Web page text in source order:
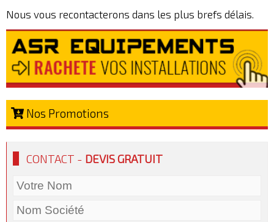
Nous vous recontacterons dans les plus brefs délais.
Nos Promotions
CONTACT - DEVIS GRATUIT